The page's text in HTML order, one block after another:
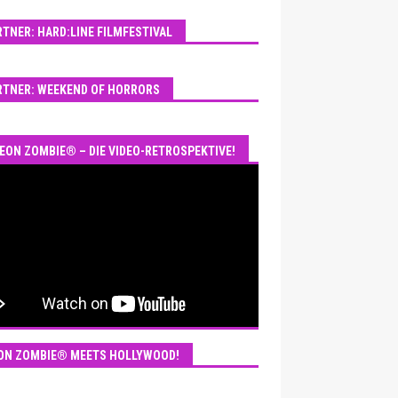
HARD:LINE FILMFESTIVAL
WEEKEND OF HORRORS
ZOMBIE® – DIE VIDEO-RETROSPEKTIVE!
ZOMBIE® MEETS HOLLYWOOD!